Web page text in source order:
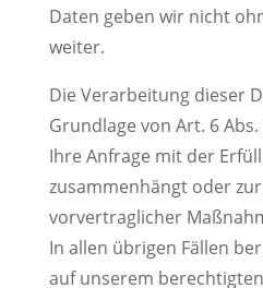
Daten geben wir nicht
weiter.
Die Verarbeitung dieser
Grundlage von Art. 6
Ihre Anfrage mit der
zusammenhängt oder
vorvertraglicher
In allen übrigen Fällen
auf unserem